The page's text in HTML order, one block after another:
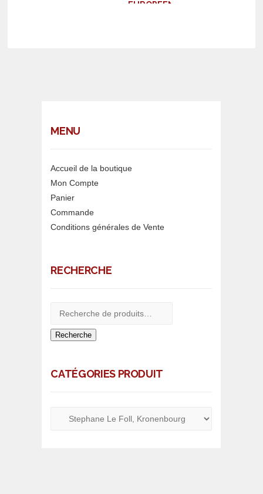
EUROPEENNE
MENU
Accueil de la boutique
Mon Compte
Panier
Commande
Conditions générales de Vente
RECHERCHE
Recherche
CATÉGORIES PRODUIT